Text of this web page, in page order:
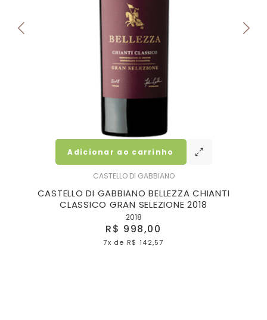
CASTELLO DI GABBIANO
CASTELLO DI GABBIANO BELLEZZA CHIANTI
CLASSICO GRAN SELEZIONE 2018
2018
R$ 998,00
7x de R$ 142,57
Adicionar ao carrinho